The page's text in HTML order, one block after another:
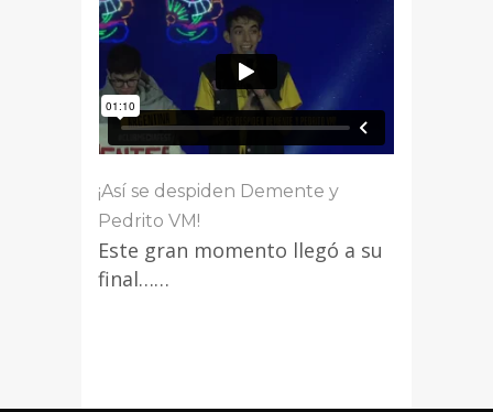
¡Así se despiden Demente y
Pedrito VM!
Este gran momento llegó a su
final……